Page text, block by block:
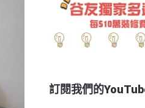
訂閱我們的